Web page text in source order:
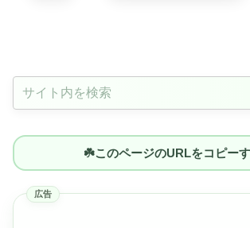
☘️このページのURLをコピー
広告